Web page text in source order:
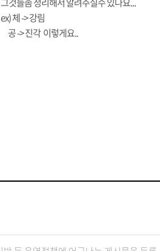
ex) 체 -> 강림
공 -> 진각 이렇게요..